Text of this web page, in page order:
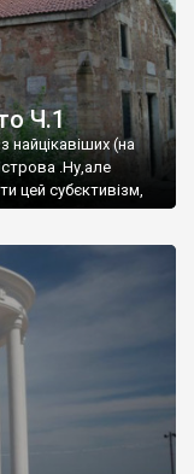
Ч.1
найцікавіших (на
.Ну,але
цей субєктивізм,